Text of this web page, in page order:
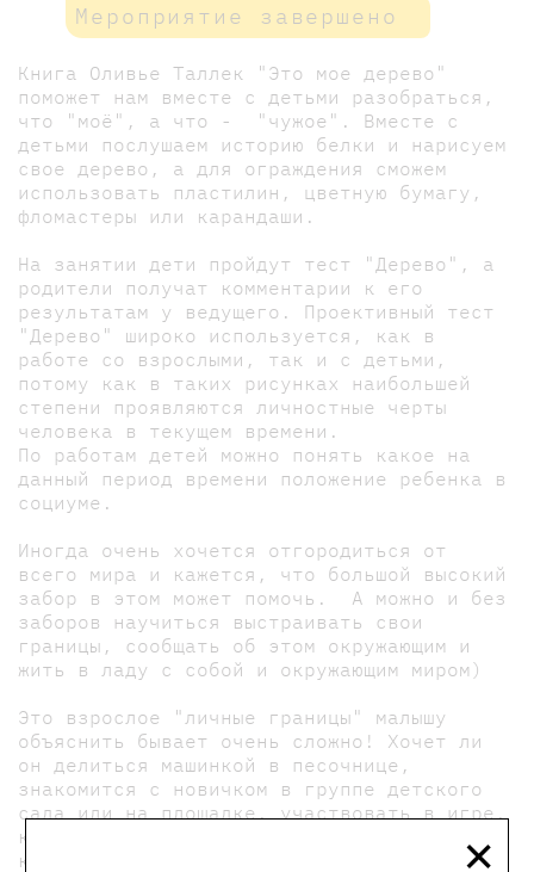
×
Мероприятие завершено
Книга Оливье Таллек "Это мое дерево"
поможет нам вместе с детьми разобраться,
что "моё", а что - "чужое". Вместе с
детьми послушаем историю белки и нарисуем
свое дерево, а для ограждения сможем
использовать пластилин, цветную бумагу,
фломастеры или карандаши.
На занятии дети пройдут тест "Дерево", а
родители получат комментарии к его
результатам у ведущего. Проективный тест
"Дерево" широко используется, как в
работе со взрослыми, так и с детьми,
потому как в таких рисунках наибольшей
степени проявляются личностные черты
человека в текущем времени.
По работам детей можно понять какое на
данный период времени положение ребенка в
социуме.
Иногда очень хочется отгородиться от
всего мира и кажется, что большой высокий
забор в этом может помочь. А можно и без
заборов научиться выстраивать свои
границы, сообщать об этом окружающим и
жить в ладу с собой и окружающим миром)
Это взрослое "личные границы" малышу
объяснить бывает очень сложно! Хочет ли
он делиться машинкой в песочнице,
знакомится с новичком в группе детского
сада или на площадке, участвовать в игре,
которая не нравится, дружить с детьми,
которые нравятся родителям, но не ему.